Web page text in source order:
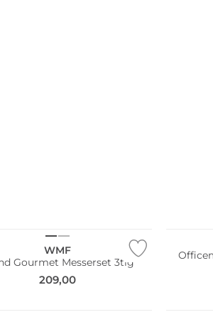
WMF
Gourmet Messerset 3tlg
209,00